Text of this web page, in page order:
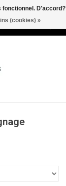
fonctionnel. D'accord?
(cookies) »